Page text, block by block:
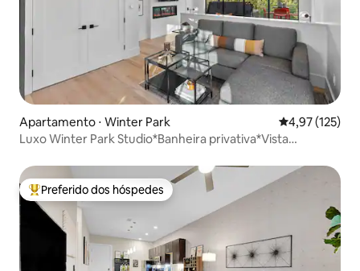
Apartamento ⋅ Winter Park 4,97 de uma
4,97 (125)
Luxo Winter Park Studio*Banheira privativa*Vista
Entre os melhores preferidos dos hóspedes
Preferido dos hóspedes